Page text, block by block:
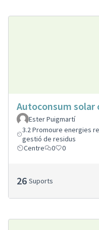
Autoconsum solar
Ester Puigmartí
3.2 Promoure energies
gestió de residus
Centre
0 0
26 Suports